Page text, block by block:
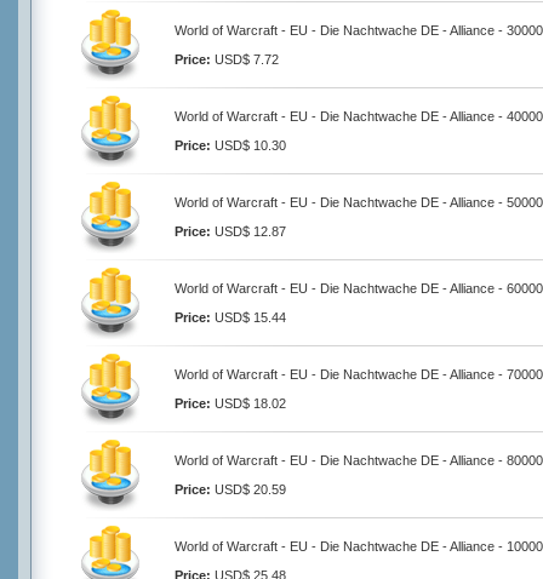
World of Warcraft - EU - Die Nachtwache DE - Alliance -
Price: USD$ 7.72
World of Warcraft - EU - Die Nachtwache DE - Alliance -
Price: USD$ 10.30
World of Warcraft - EU - Die Nachtwache DE - Alliance -
Price: USD$ 12.87
World of Warcraft - EU - Die Nachtwache DE - Alliance -
Price: USD$ 15.44
World of Warcraft - EU - Die Nachtwache DE - Alliance -
Price: USD$ 18.02
World of Warcraft - EU - Die Nachtwache DE - Alliance -
Price: USD$ 20.59
World of Warcraft - EU - Die Nachtwache DE - Alliance -
Price: USD$ 25.48